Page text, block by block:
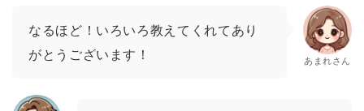
なるほど！いろいろ教えてくれてあり
がとうございます！
あまれさん